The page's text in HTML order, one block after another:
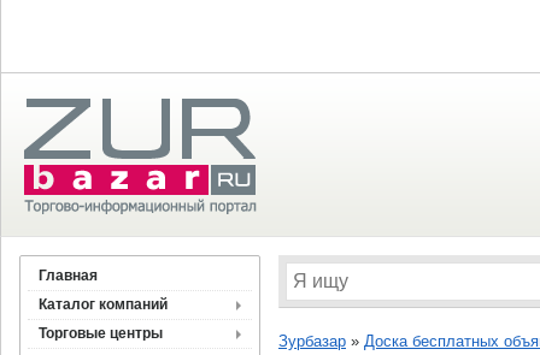
Главная
Каталог компаний
Торговые центры
Зурбазар » Доска бесплатных